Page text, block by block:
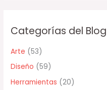
a
o
r
Categorías del Blog
Arte (53)
Diseño (59)
Herramientas (20)